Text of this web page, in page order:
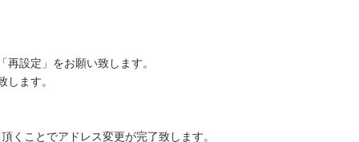
設定」をお願い致します。
ます。
ことでアドレス変更が完了致します。